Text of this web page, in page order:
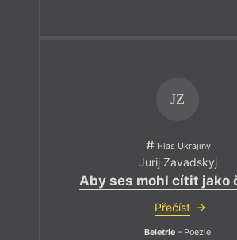
JZ
Hlas Ukrajiny
Jurij Zavadskyj
Aby ses mohl cítit jako
Přečíst
Beletrie – Poezie